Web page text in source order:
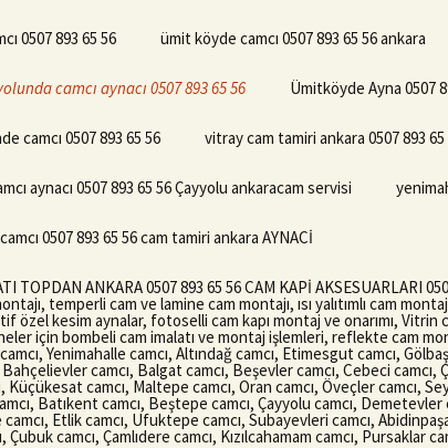
0507 893 65 56 ümit köyde camcı 0507 893 65 56 ankara
camcı aynacı 0507 893 65 56 Ümitköyde Ayna 0507
camcı 0507 893 65 56 vitray cam tamiri ankara 0507 893 65
aynacı 0507 893 65 56 Çayyolu ankaracam servisi
0507 893 65 56 cam tamiri ankara AYNACİ
TOPDAN ANKARA 0507 893 65 56 CAM KAPİ AKSESUARLARI
temperli cam ve lamine cam montajı, ısı yalıtımlı cam
özel kesim aynalar, fotoselli cam kapı montaj ve onarımı, Vitrin
için bombeli cam imalatı ve montaj işlemleri, reflekte cam
Yenimahalle camcı, Altındağ camcı, Etimesgut camcı,
camcı, Balgat camcı, Beşevler camcı, Cebeci camcı,
camcı, Maltepe camcı, Oran camcı, Öveçler camcı,
Batıkent camcı, Beştepe camcı, Çayyolu camcı,
Etlik camcı, Ufuktepe camcı, Subayevleri camcı,
Çubuk camcı, Çamlıdere camcı, Kızılcahamam camcı,